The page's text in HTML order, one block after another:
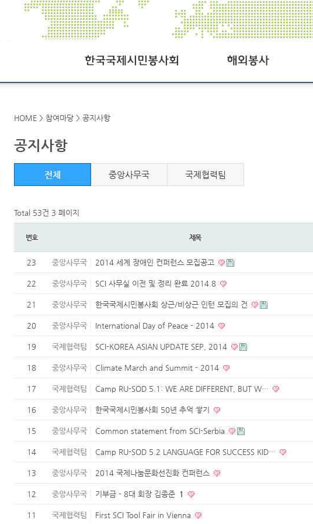
HOME > 참여마당 > 공지사항
공지사항
전체 중앙사무국 국제협력팀
Total 53건 3 페이지
번호 제목
23 중앙사무국 2014 세계 장애인 컨퍼런스 모집공고
22 중앙사무국 SCI 사무실 이전 및 정리 완료 2014.8
21 중앙사무국 한국국제시민봉사회 상근/비상근 인턴 모집의 건
20 중앙사무국 International Day of Peace - 2014
19 국제협력팀 SCI-KOREA ASIAN UPDATE SEP, 2014
18 중앙사무국 Climate March and Summit - 2014
17 국제협력팀 Camp RU-SOD 5.1: WE ARE DIFFERENT, BUT W…
16 중앙사무국 한국국제시민봉사회 50년 추억 쌓기
15 중앙사무국 Common statement from SCI-Serbia
14 국제협력팀 Camp RU-SOD 5.2 LANGUAGE FOR SUCCESS KID…
13 중앙사무국 2014 국제나눔문화선진화 컨퍼런스
12 중앙사무국 기부금 - 8대 회장 김종준 1
11 국제협력팀 First SCI Tool Fair in Vienna